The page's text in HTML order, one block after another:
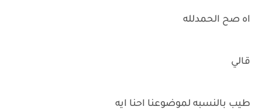
اه صح الحمدلله
قالي
طيب بالنسبه لموضوعنا احنا ايه